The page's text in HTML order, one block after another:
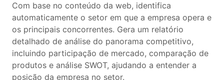
Com base no conteúdo da web, identifica
automaticamente o setor em que a empresa opera e
os principais concorrentes. Gera um relatório
detalhado de análise do panorama competitivo,
incluindo participação de mercado, comparação de
produtos e análise SWOT, ajudando a entender a
posição da empresa no setor.